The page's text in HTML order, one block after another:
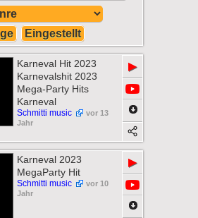
Eingestellt
Karneval Hit 2023
Karnevalshit 2023
Mega-Party Hits
Karneval
Schmitti music
vor 13
Jahr
▶
Karneval 2023
MegaParty Hit
Schmitti music
vor 10
Jahr
▶